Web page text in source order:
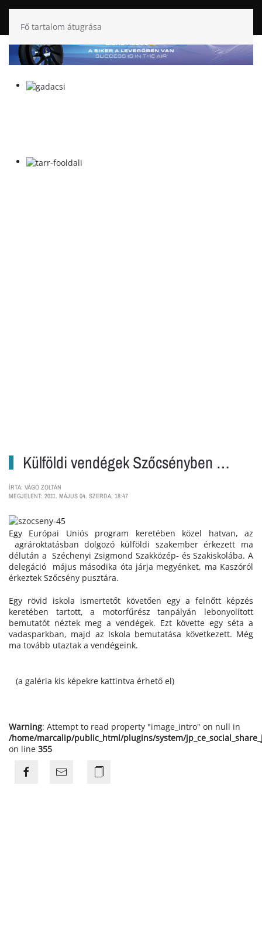
Fő tartalom átugrása
Külföldi vendégek Szőcsényben …
ÍRTA: VÁGÓ ZOLTÁN
MEGJELENT: 2011. MÁJUS 04. SZERDA, 18:47
Egy Európai Uniós program keretében közel hatvan, az
agrároktatásban dolgozó külföldi szakember érkezett ma
délután a Széchenyi Zsigmond Szakközép- és Szakiskolába. A
delegáció május másodika óta járja megyénket, ma Kaszóról
érkeztek Szőcsény pusztára.
Egy rövid iskola ismertetőt követően egy a felnőtt képzés
keretében tartott, a motorfűrész tanpályán lebonyolított
bemutatót néztek meg a vendégek. Ezt követte egy séta a
vadasparkban, majd az Iskola bemutatása következett. Még
ma tovább utaztak a vendégeink.
(a galéria kis képekre kattintva érhető el)
Warning: Attempt to read property "image_intro" on null in
/home/marcalip/public_html/plugins/system/
on line 355